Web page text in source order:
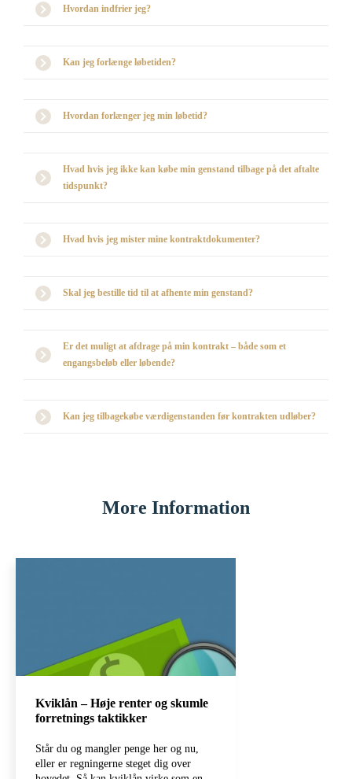
Hvordan indfrier jeg?
Kan jeg forlænge løbetiden?
Hvordan forlænger jeg min løbetid?
Hvad hvis jeg ikke kan købe min genstand tilbage på det aftalte
tidspunkt?
Hvad hvis jeg mister mine kontraktdokumenter?
Skal jeg bestille tid til at afhente min genstand?
Er det muligt at afdrage på min kontrakt – både som et
engangsbeløb eller løbende?
Kan jeg tilbagekøbe værdigenstanden før kontrakten udløber?
More Information
Kviklån – Høje renter og skumle
forretnings taktikker
Står du og mangler penge her og nu,
eller er regningerne steget dig over